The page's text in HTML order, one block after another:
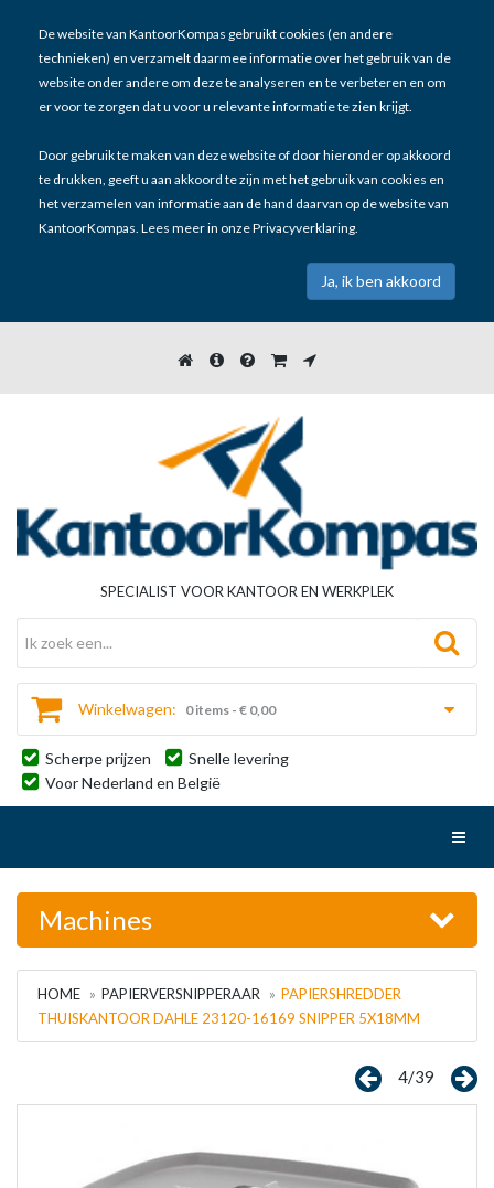
De website van KantoorKompas gebruikt cookies (en andere
technieken) en verzamelt daarmee informatie over het gebruik van de
website onder andere om deze te analyseren en te verbeteren en om
er voor te zorgen dat u voor u relevante informatie te zien krijgt.
Door gebruik te maken van deze website of door hieronder op akkoord
te drukken, geeft u aan akkoord te zijn met het gebruik van cookies en
het verzamelen van informatie aan de hand daarvan op de website van
KantoorKompas. Lees meer in onzePrivacyverklaring.
SPECIALIST VOOR KANTOOR EN WERKPLEK
Winkelwagen: 0 items - € 0,00
Scherpe prijzen
Snelle levering
Voor Nederland en België
Machines
HOME PAPIERVERSNIPPERAAR
PAPIERSHREDDER
THUISKANTOOR DAHLE 23120-16169 SNIPPER 5X18MM
4/39